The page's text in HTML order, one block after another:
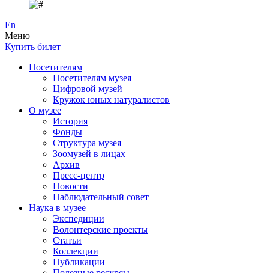
En
Меню
Купить билет
Посетителям
Посетителям музея
Цифровой музей
Кружок юных натуралистов
О музее
История
Фонды
Структура музея
Зоомузей в лицах
Архив
Пресс-центр
Новости
Наблюдательный совет
Наука в музее
Экспедиции
Волонтерские проекты
Статьи
Коллекции
Публикации